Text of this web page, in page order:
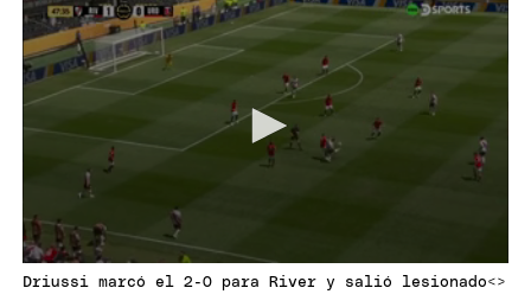
Driussi marcó el 2-0 para River y salió lesionado<>